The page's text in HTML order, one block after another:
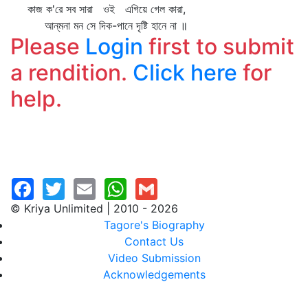
কাজ ক'রে সব সারা ওই এগিয়ে গেল কারা,
আন্‌মনা মন সে দিক-পানে দৃষ্টি হানে না ॥
Please Login first to submit
a rendition. Click here for
help.
© Kriya Unlimited | 2010 - 2026
Tagore's Biography
Contact Us
Video Submission
Acknowledgements